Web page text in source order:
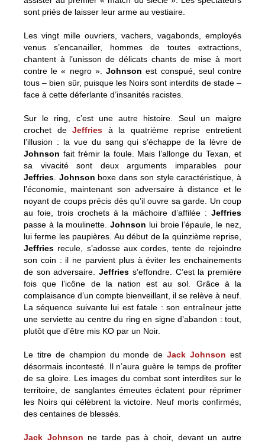
sont priés de laisser leur arme au vestiaire.
Les vingt mille ouvriers, vachers, vagabonds, employés
venus s’encanailler, hommes de toutes extractions,
chantent à l’unisson de délicats chants de mise à mort
contre le « negro ».Johnson est conspué, seul contre
tous – bien sûr, puisque les Noirs sont interdits de stade –
face à cette déferlante d’insanités racistes.
Sur le ring, c’est une autre histoire. Seul un maigre
crochet deJeffries à la quatrième reprise entretient
l’illusion : la vue du sang qui s’échappe de la lèvre de
Johnson fait frémir la foule. Mais l’allonge du Texan, et
sa vivacité sont deux arguments imparables pour
Jeffries Johnson boxe dans son style caractéristique, à
l’économie, maintenant son adversaire à distance et le
noyant de coups précis dès qu’il ouvre sa garde. Un coup
au foie, trois crochets à la mâchoire d’affilée : Jeffries
passe à la moulinette.Johnson lui broie l’épaule, le nez,
lui ferme les paupières. Au début de la quinzième reprise,
Jeffries recule, s’adosse aux cordes, tente de rejoindre
son coin : il ne parvient plus à éviter les enchainements
de son adversaire.Jeffries s’effondre. C’est la première
fois que l’icône de la nation est au sol. Grâce à la
complaisance d’un compte bienveillant, il se relève à neuf.
La séquence suivante lui est fatale : son entraîneur jette
une serviette au centre du ring en signe d’abandon : tout,
plutôt que d’être mis KO par un Noir.
Le titre de champion du monde deJack Johnson est
désormais incontesté. Il n’aura guère le temps de profiter
de sa gloire. Les images du combat sont interdites sur le
territoire, de sanglantes émeutes éclatent pour réprimer
les Noirs qui célèbrent la victoire. Neuf morts confirmés,
des centaines de blessés.
Jack Johnson ne tarde pas à choir, devant un autre